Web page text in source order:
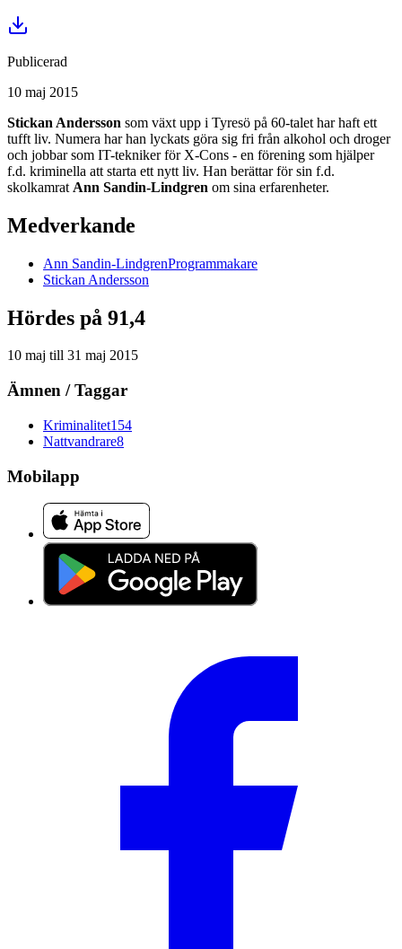
Publicerad
10 maj 2015
Stickan Andersson som växt upp i Tyresö på 60-talet har haft ett
tufft liv. Numera har han lyckats göra sig fri från alkohol och droger
och jobbar som IT-tekniker för X-Cons - en förening som hjälper
f.d. kriminella att starta ett nytt liv. Han berättar för sin f.d.
skolkamrat Ann Sandin-Lindgren om sina erfarenheter.
Medverkande
Ann Sandin-LindgrenProgrammakare
Stickan Andersson
Hördes på 91,4
10 maj till 31 maj 2015
Ämnen / Taggar
Kriminalitet154
Nattvandrare8
Mobilapp